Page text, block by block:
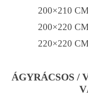
200×210
200×220
220×220
ÁGYRÁCSOS /